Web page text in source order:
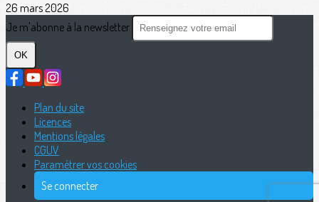
26 mars 2026
Je m'abonne à la newsletter
OK
Plan du site
Licences
Mentions légales
CGUV
Paramétrer vos cookies
Se connecter